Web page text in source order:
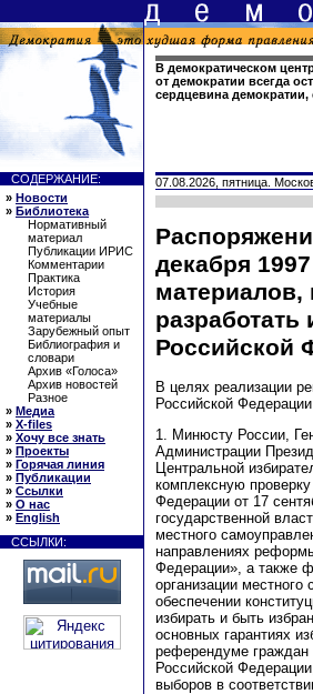
В демократическом
от демократии всегда
сердцевина
СОДЕРЖАНИЕ:
» Новости
» Библиотека
Нормативный
материал
Публикации ИРИС
Комментарии
Практика
История
Учебные
материалы
Зарубежный опыт
Библиография и
словари
Архив «Голоса»
Архив новостей
Разное
» Медиа
» X-files
» Хочу все знать
» Проекты
» Горячая линия
» Публикации
» Ссылки
» О нас
» English
ССЫЛКИ:
07.08.2026, пятница.
декабря
материалов,
разработать
Российской
В целях реализации
Российской
1. Минюсту России,
Администрации
Центральной
комплексную
Федерации от 17
государственной
местного
направлениях
Федерации», а также
организации
обеспечении
избирать и быть
основных гарантиях
референдуме граждан
Российской
выборов в